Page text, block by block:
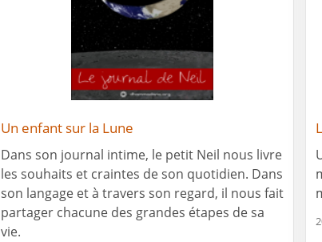
Un enfant sur la Lune
Dans son journal intime, le petit Neil nous livre
les souhaits et craintes de son quotidien. Dans
son langage et à travers son regard, il nous fait
partager chacune des grandes étapes de sa
vie.